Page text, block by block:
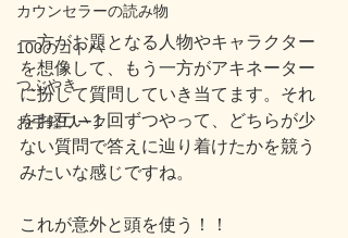
カウンセラーの読み物
100のコトバ
つぶやき
お手軽ワーク
一方がお題となる人物やキャラクター
を想像して、もう一方がアキネーター
に扮して質問していき当てます。それ
をお互い１回ずつやって、どちらが少
ない質問で答えに辿り着けたかを競う
みたいな感じですね。
これが意外と頭を使う！！